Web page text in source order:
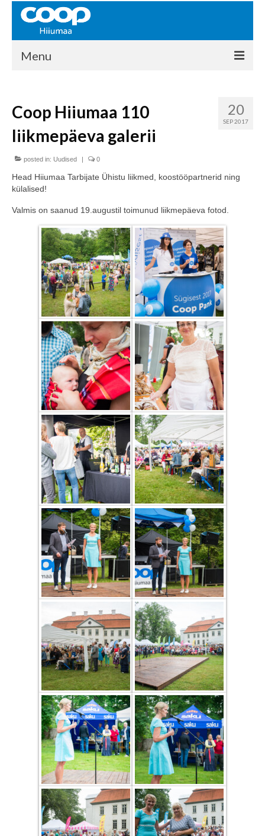
Menu
Kontakt
Liikmed
Ajalugu
KAUPLUSED
EHITUSKESKUS
KAUBAMAJA
KAMPAANIAD
COOP KLIENDIKAART
KINKEKAART
PAKUME TÖÖD
HIIUMAA KÖÖK JA PAGAR
MEIE PANUS
20
SEP 2017
Coop Hiiumaa 110
liikmepäeva galerii
posted in: Uudised | 0
Head Hiiumaa Tarbijate Ühistu liikmed, koostööpartnerid ning
külalised!
Valmis on saanud 19.augustil toimunud liikmepäeva fotod.